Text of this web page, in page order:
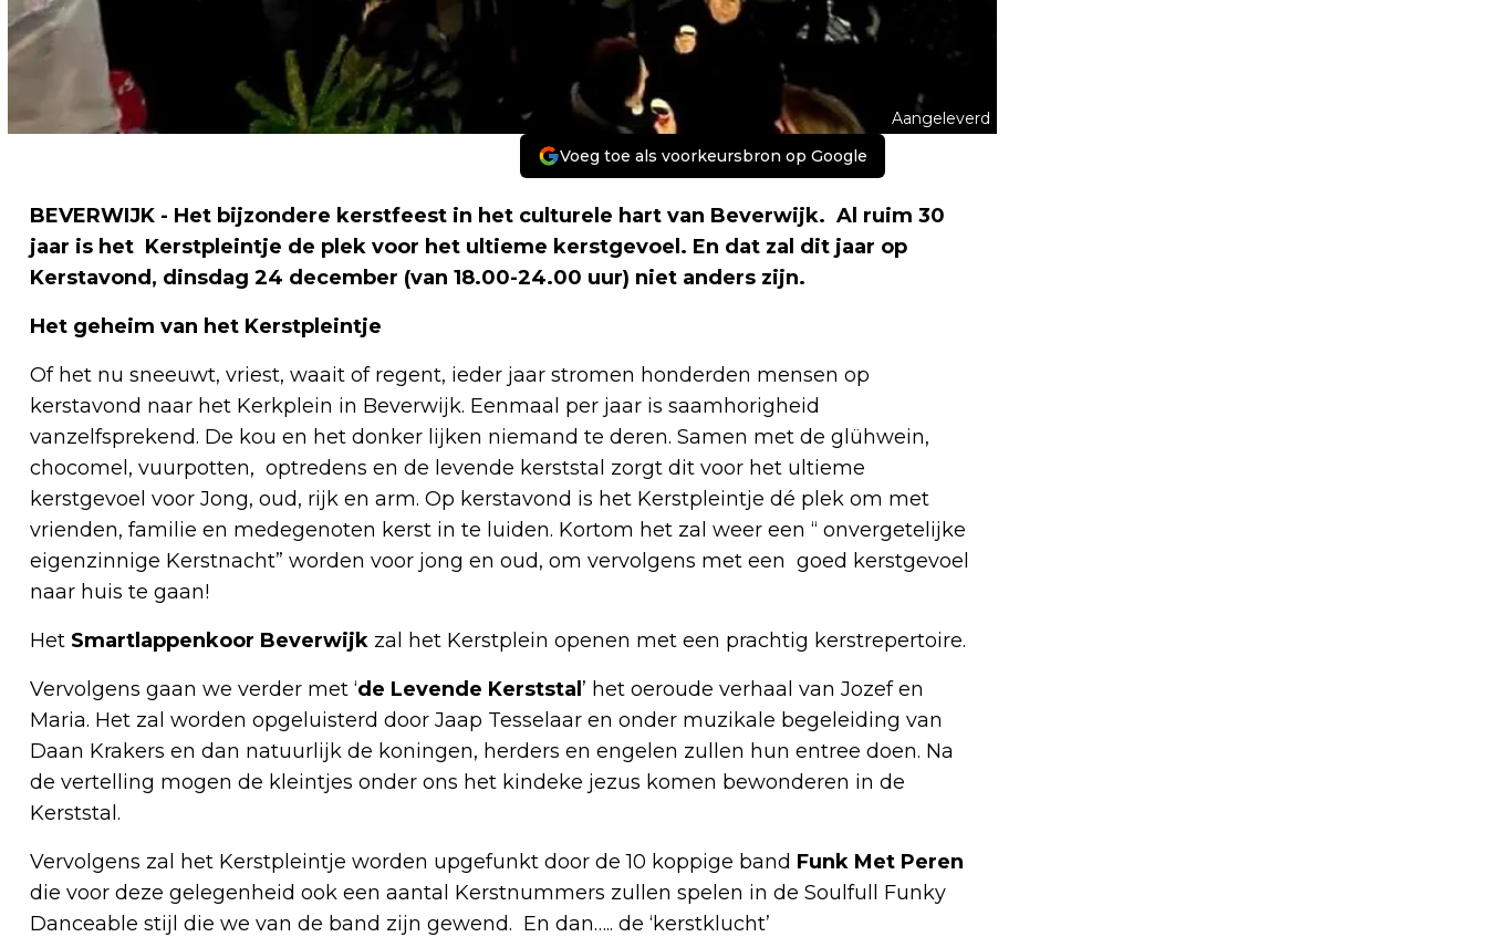
Aangeleverd
Voeg toe als voorkeursbron op Google
BEVERWIJK - Het bijzondere kerstfeest in het culturele hart van Beverwijk. Al ruim 30
jaar is het Kerstpleintje de plek voor het ultieme kerstgevoel. En dat zal dit jaar op
Kerstavond, dinsdag 24 december (van 18.00-24.00 uur) niet anders zijn.
Het geheim van het Kerstpleintje
Of het nu sneeuwt, vriest, waait of regent, ieder jaar stromen honderden mensen op
kerstavond naar het Kerkplein in Beverwijk. Eenmaal per jaar is saamhorigheid
vanzelfsprekend. De kou en het donker lijken niemand te deren. Samen met de glühwein,
chocomel, vuurpotten, optredens en de levende kerststal zorgt dit voor het ultieme
kerstgevoel voor Jong, oud, rijk en arm. Op kerstavond is het Kerstpleintje dé plek om met
vrienden, familie en medegenoten kerst in te luiden. Kortom het zal weer een “ onvergetelijke
eigenzinnige Kerstnacht” worden voor jong en oud, om vervolgens met een goed kerstgevoel
naar huis te gaan!
Het Smartlappenkoor Beverwijk zal het Kerstplein openen met een prachtig kerstrepertoire.
Vervolgens gaan we verder met ‘de Levende Kerststal ’ het oeroude verhaal van Jozef en
Maria. Het zal worden opgeluisterd door Jaap Tesselaar en onder muzikale begeleiding van
Daan Krakers en dan natuurlijk de koningen, herders en engelen zullen hun entree doen. Na
de vertelling mogen de kleintjes onder ons het kindeke jezus komen bewonderen in de
Kerststal.
Vervolgens zal het Kerstpleintje worden upgefunkt door de 10 koppige band Funk Met Peren
die voor deze gelegenheid ook een aantal Kerstnummers zullen spelen in de Soulfull Funky
Danceable stijl die we van de band zijn gewend. En dan….. de ‘kerstklucht’